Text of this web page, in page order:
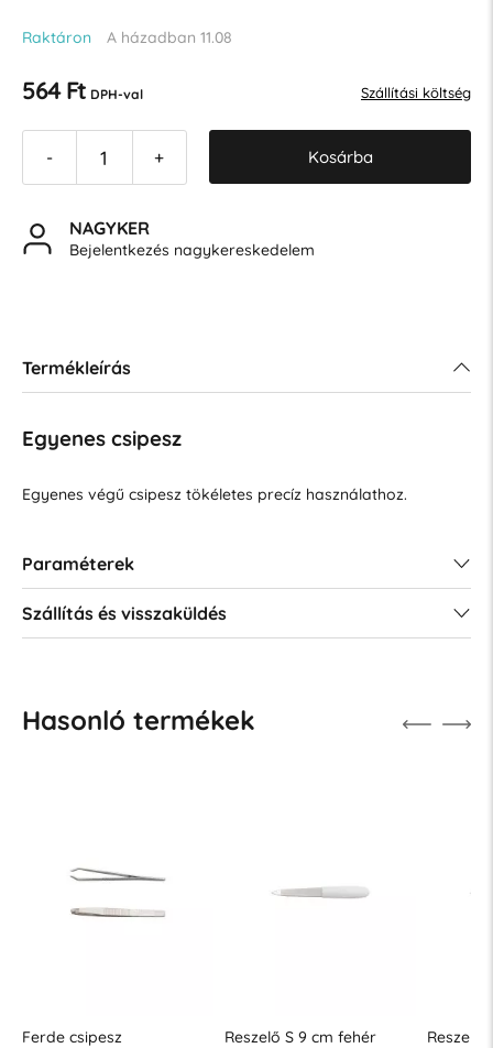
Raktáron A házadban 11.08
564 Ft DPH-val Szállítási költség
- + Kosárba
NAGYKER
Bejelentkezés nagykereskedelem
Termékleírás
Egyenes csipesz
Egyenes végű csipesz tökéletes precíz használathoz.
Paraméterek
Szállítás és visszaküldés
Hasonló termékek
Reszelő S 9 cm fehér Reszelő S 9 cm